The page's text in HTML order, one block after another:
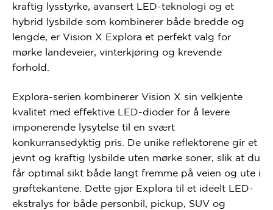
kraftig lysstyrke, avansert LED-teknologi og et
hybrid lysbilde som kombinerer både bredde og
lengde, er Vision X Explora et perfekt valg for
mørke landeveier, vinterkjøring og krevende
forhold.
Explora-serien kombinerer Vision X sin velkjente
kvalitet med effektive LED-dioder for å levere
imponerende lysytelse til en svært
konkurransedyktig pris. De unike reflektorene gir et
jevnt og kraftig lysbilde uten mørke soner, slik at du
får optimal sikt både langt fremme på veien og ute i
grøftekantene. Dette gjør Explora til et ideelt LED-
ekstralys for både personbil, pickup, SUV og